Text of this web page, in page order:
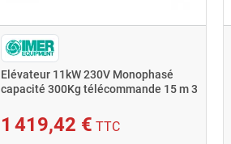
Elévateur 11kW 230V Monophasé
capacité 300Kg télécommande 15 m 3
1 419,42 € TTC